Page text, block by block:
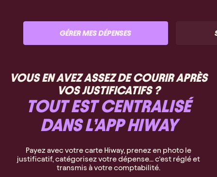
VOUS EN AVEZ ASSEZ DE COURIR APRÈS
VOS JUSTIFICATIFS ?
TOUT EST CENTRALISÉ
DANS L’APP HIWAY
Payez avec votre carte Hiway, prenez en photo le
justificatif, catégorisez votre dépense... c’est réglé et
transmis à votre comptabilité.
GÉRER MES DÉPENSES